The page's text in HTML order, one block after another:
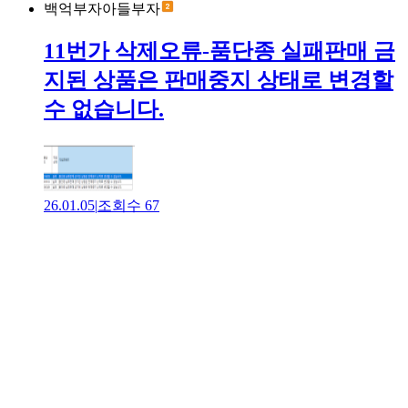
백억부자아들부자
11번가 삭제오류-품단종 실패판매 금
지된 상품은 판매중지 상태로 변경할
수 없습니다.
26.01.05|조회수 67